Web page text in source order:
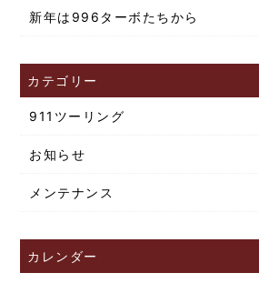
新年は996ターボたちから
カテゴリー
911ツーリング
お知らせ
メンテナンス
カレンダー